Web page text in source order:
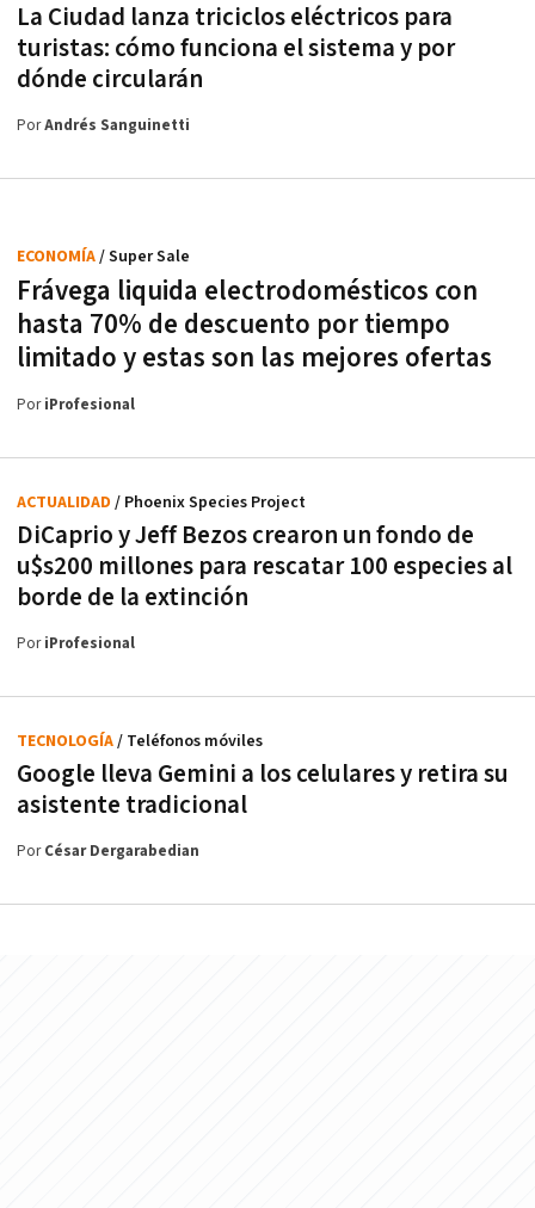
La Ciudad lanza triciclos eléctricos para
turistas: cómo funciona el sistema y por
dónde circularán
PorAndrés Sanguinetti
Frávega liquida electrodomésticos con
hasta 70% de descuento por tiempo
limitado y estas son las mejores ofertas
ECONOMÍA/ Super Sale
PoriProfesional
DiCaprio y Jeff Bezos crearon un fondo de
u$s200 millones para rescatar 100 especies al
borde de la extinción
ACTUALIDAD / Phoenix Species Project
PoriProfesional
Google lleva Gemini a los celulares y retira su
asistente tradicional
TECNOLOGÍA/ Teléfonos móviles
PorCésar Dergarabedian